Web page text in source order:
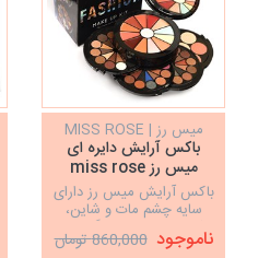
میس رز | MISS ROSE
باکس آرایش دایره ای
میس رز miss rose
باکس آرایش میس رز دارای
سایه چشم مات و شاین،
کانسیلر، رژ لب، رژگونه و
برنزر، 92رنگناموجود 860,000 تومان